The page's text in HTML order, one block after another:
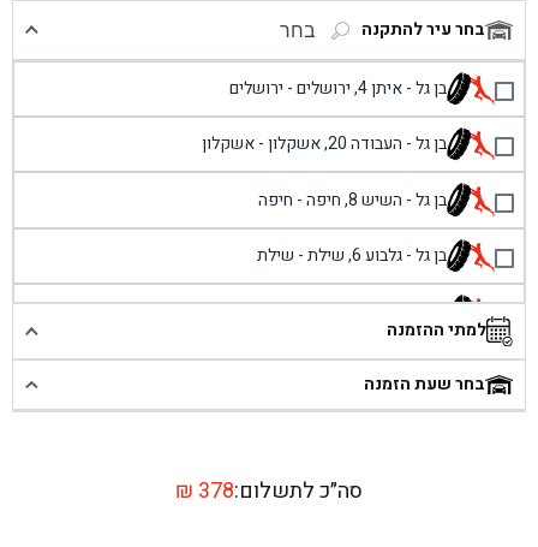
בחר עיר להתקנה בחר
בן גל - איתן 4, ירושלים - ירושלים
בן גל - העבודה 20, אשקלון - אשקלון
בן גל - השיש 8, חיפה - חיפה
בן גל - גלבוע 6, שילת - שילת
בן גל - פוריידיס, כניסה צפונית מול כביש 4 - פרדיס
בן גל - שכונת אזור תעשייה זעירה, עיילבון - עיילבון
בן גל - דרך השבעה 20, אזור - אזור
למתי ההזמנה
בחר שעת הזמנה
סה״כ לתשלום: ₪ 378